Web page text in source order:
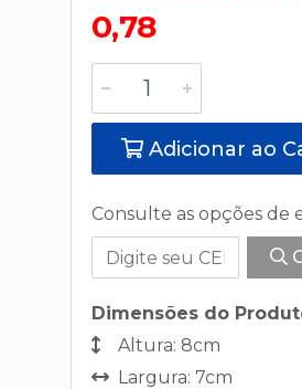
0,78
Adicionar ao
Consulte as opções de
Dimensões do
Altura: 8cm
Largura: 7cm